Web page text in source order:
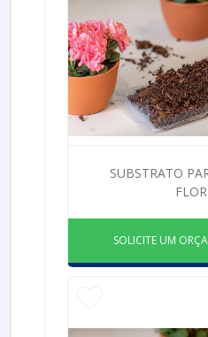
SUBSTRATO
SOLICITE UM